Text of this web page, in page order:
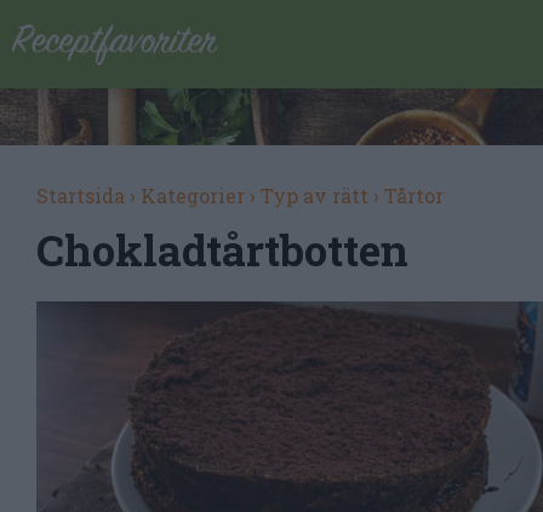
Startsida › Kategorier › Typ av rätt › Tårtor
Chokladtårtbotten